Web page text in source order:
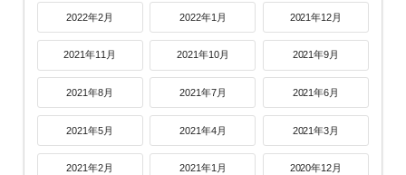
2022年2月 2022年1月 2021年12月
2021年11月 2021年10月 2021年9月
2021年8月 2021年7月 2021年6月
2021年5月 2021年4月 2021年3月
2021年2月 2021年1月 2020年12月